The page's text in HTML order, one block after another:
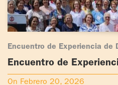
Encuentro de Experiencia de
Encuentro de
Pernambuco – Brasil
On Febrero 20, 2026